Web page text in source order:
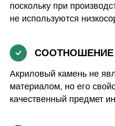
поскольку при
не используются
СООТНОШЕНИЕ
Акриловый камень не
материалом, но его
качественный предмет